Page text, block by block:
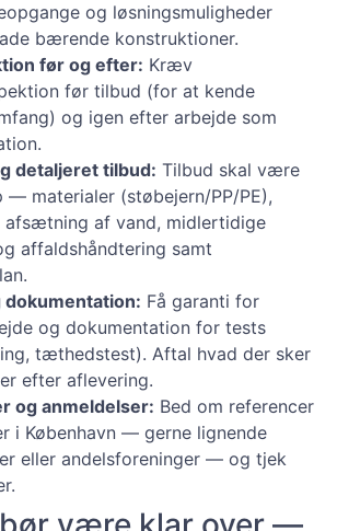
og løsningsmuligheder
bærende konstruktioner.
før og efter: Kræv
før tilbud (for at kende
og igen efter arbejde som
detaljeret tilbud: Tilbud skal være
— materialer (støbejern/PP/PE),
afsætning af vand, midlertidige
affaldshåndtering samt
dokumentation: Få garanti for
og dokumentation for tests
tæthedstest). Aftal hvad der sker
efter aflevering.
og anmeldelser: Bed om referencer
i København — gerne lignende
eller andelsforeninger — og tjek